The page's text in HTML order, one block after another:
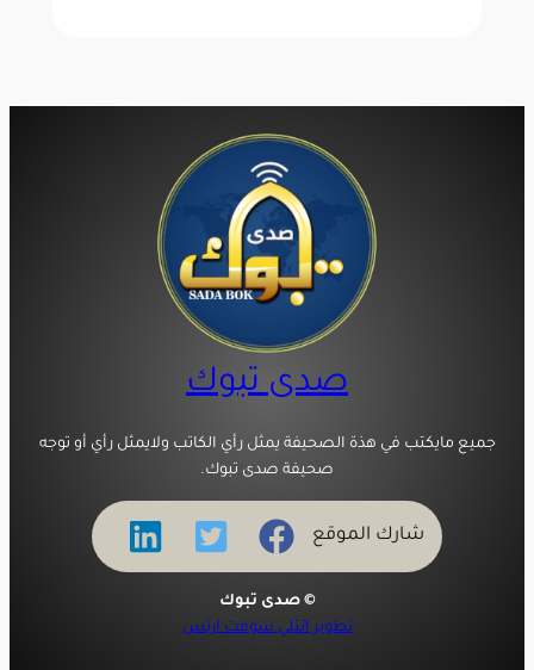
صدى تبوك
جميع مايكتب في هذة الصحيفة يمثل رأي الكاتب ولايمثل رأي أو توجه
صحيفة صدى تبوك.
شارك الموقع
© صدى تبوك
تطوير انتلي سوفت ارتس